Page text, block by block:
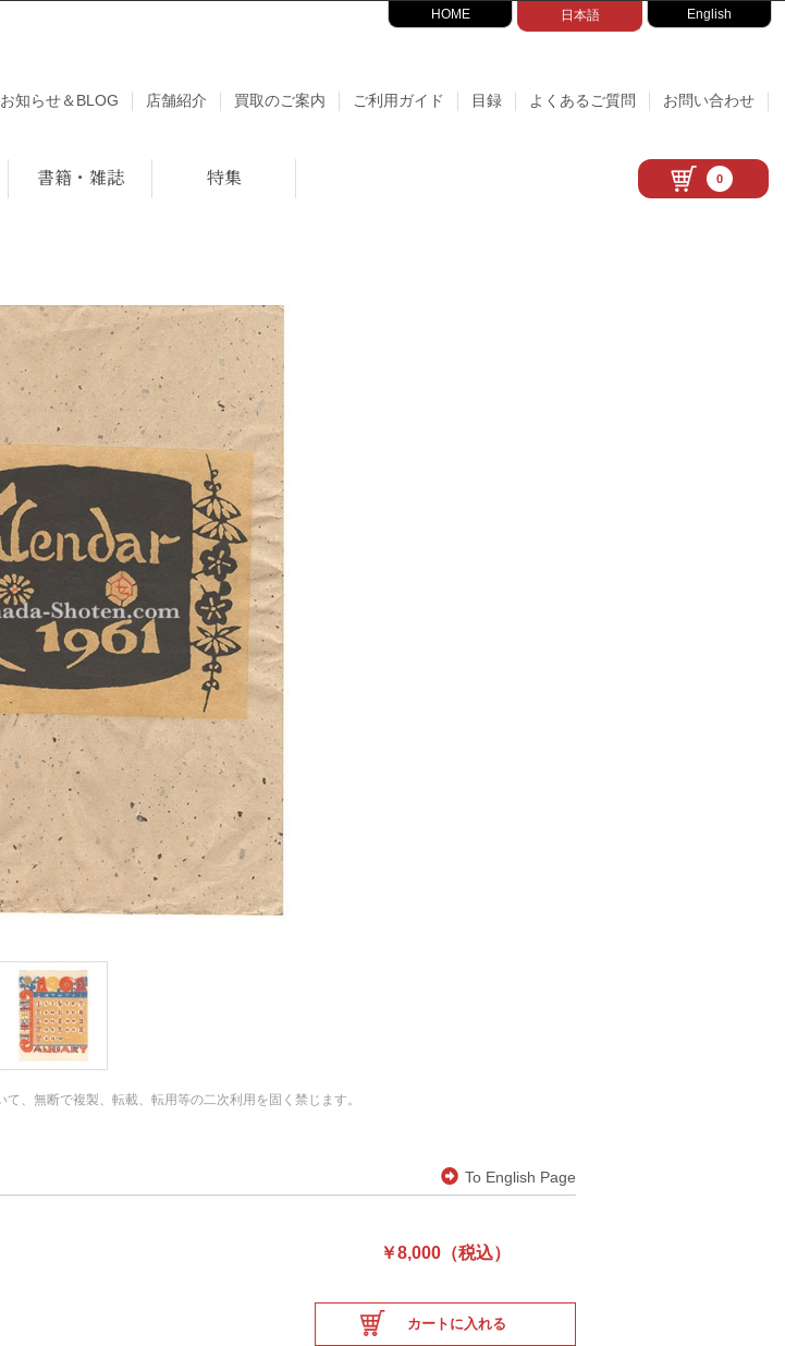
HOME 日本語 English
お知らせ＆BLOG 店舗紹介 買取のご案内 ご利用ガイド 目録 よくあるご質問 お問い合わせ
書籍・雑誌 特集 0
、無断で複製、転載、転用等の二次利用を固く禁じます。
To English Page
￥8,000（税込）